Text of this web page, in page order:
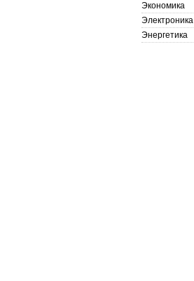
Экономика
Электроника
Энергетика